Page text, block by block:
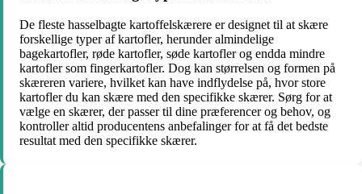
De fleste hasselbagte kartoffelskærere er designet til at skære
forskellige typer af kartofler, herunder almindelige
bagekartofler, røde kartofler, søde kartofler og endda mindre
kartofler som fingerkartofler. Dog kan størrelsen og formen på
skæreren variere, hvilket kan have indflydelse på, hvor store
kartofler du kan skære med den specifikke skærer. Sørg for at
vælge en skærer, der passer til dine præferencer og behov, og
kontroller altid producentens anbefalinger for at få det bedste
resultat med den specifikke skærer.